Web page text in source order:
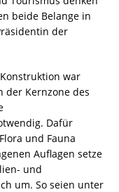
beide Belange in
der
war
der Kernzone des
Dafür
und Fauna
Auflagen setze
und
um. So seien unter